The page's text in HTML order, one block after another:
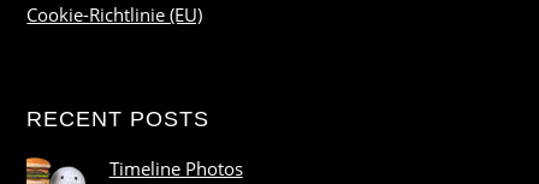
Cookie-Richtlinie (EU)
RECENT POSTS
Timeline Photos